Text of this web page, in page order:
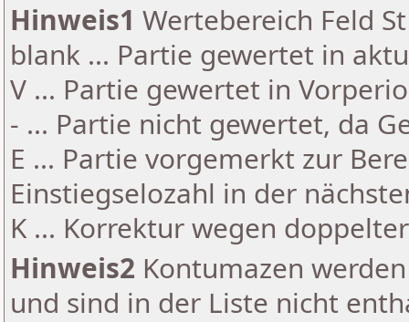
Hinweis1 Wertebereich Feld
blank ... Partie gewertet in
V ... Partie gewertet in
- ... Partie nicht gewertet, da
E ... Partie vorgemerkt zur
Einstiegselozahl in der
K ... Korrektur wegen
Hinweis2 Kontumazen
und sind in der Liste nicht